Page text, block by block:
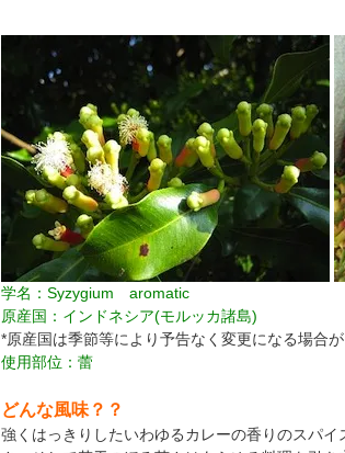
学名：Syzygium aromatic
原産国：インドネシア(モルッカ諸島)
*原産国は季節等により予告なく変更になる場合が
使用部位：蕾
どんな風味？？
強くはっきりしたいわゆるカレーの香りのスパ